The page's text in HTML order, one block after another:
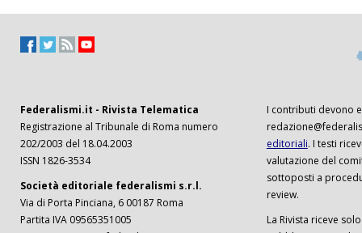
Federalismi.it - Rivista Telematica
Registrazione al Tribunale di Roma numero
202/2003 del 18.04.2003
ISSN 1826-3534
Società editoriale federalismi s.r.l.
Via di Porta Pinciana, 6 00187 Roma
Partita IVA 09565351005
I contributi devono
editoriali. I testi
valutazione del
sottoposti a
review.
La Rivista riceve